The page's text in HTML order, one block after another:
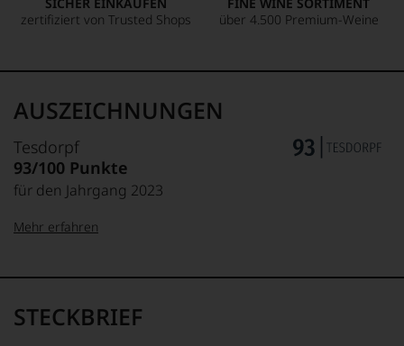
zertifiziert von Trusted Shops
über 4.500 Premium-Weine
AUSZEICHNUNGEN
Tesdorpf
93/100 Punkte
für den Jahrgang 2023
95–98 Punkte:
Name
Tesdorpf
Mehr erfahren
STECKBRIEF